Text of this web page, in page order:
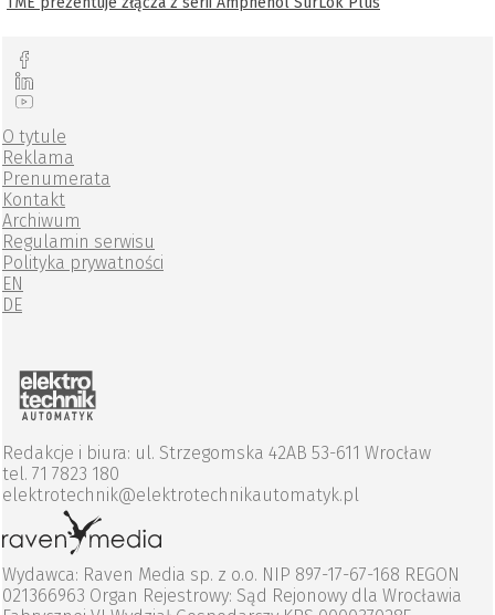
O tytule
Reklama
Prenumerata
Kontakt
Archiwum
Regulamin serwisu
Polityka prywatności
EN
DE
Redakcje i biura: ul. Strzegomska 42AB 53-611 Wrocław
tel. 71 7823 180
elektrotechnik@elektrotechnikautomatyk.pl
Wydawca: Raven Media sp. z o.o. NIP 897-17-67-168 REGON
021366963 Organ Rejestrowy: Sąd Rejonowy dla Wrocławia